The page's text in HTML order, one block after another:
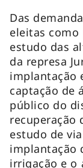
Das
eleitas
estudo das
da represa
implantação
captação de
público do
recuperação
estudo de
implantação
irrigação e o